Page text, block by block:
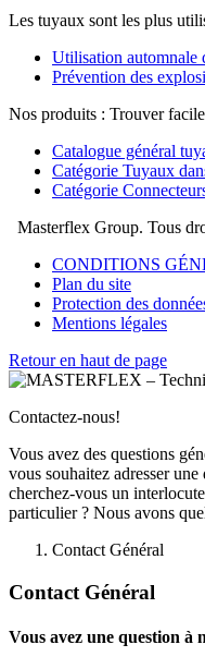
Les tuyaux sont les plus
Utilisation automnale
Prévention des
Nos produits : Trouver
Catalogue général
Catégorie Tuyaux
Catégorie
Masterflex Group. Tous
CONDITIONS
Plan du site
Protection des
Mentions légales
Retour en haut de page
Contactez-nous!
Vous avez des questions
vous souhaitez adresser
cherchez-vous un
particulier ? Nous avons
Contact Général
Contact Général
Vous avez une question à